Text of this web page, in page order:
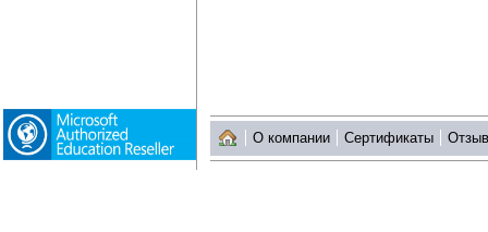
О компании Сертификаты